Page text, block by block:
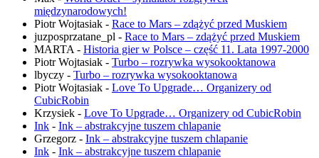
międzynarodowych!
Piotr Wojtasiak - Race to Mars – zdążyć przed Muskiem
juzposprzatane_pl - Race to Mars – zdążyć przed Muskiem
MARTA - Historia gier w Polsce – część 11. Lata 1997-2000
Piotr Wojtasiak - Turbo – rozrywka wysokooktanowa
lbyczy - Turbo – rozrywka wysokooktanowa
Piotr Wojtasiak - Love To Upgrade… Organizery od
CubicRobin
Krzysiek - Love To Upgrade… Organizery od CubicRobin
Ink - Ink – abstrakcyjne tuszem chlapanie
Grzegorz - Ink – abstrakcyjne tuszem chlapanie
Ink - Ink – abstrakcyjne tuszem chlapanie